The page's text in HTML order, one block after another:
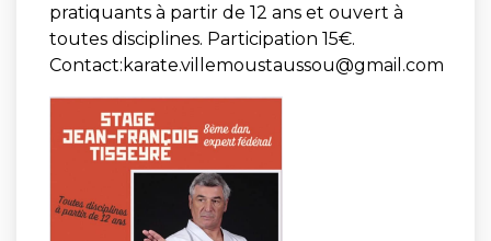
pratiquants à partir de 12 ans et ouvert à
toutes disciplines. Participation 15€.
Contact:karate.villemoustaussou@gmail.com